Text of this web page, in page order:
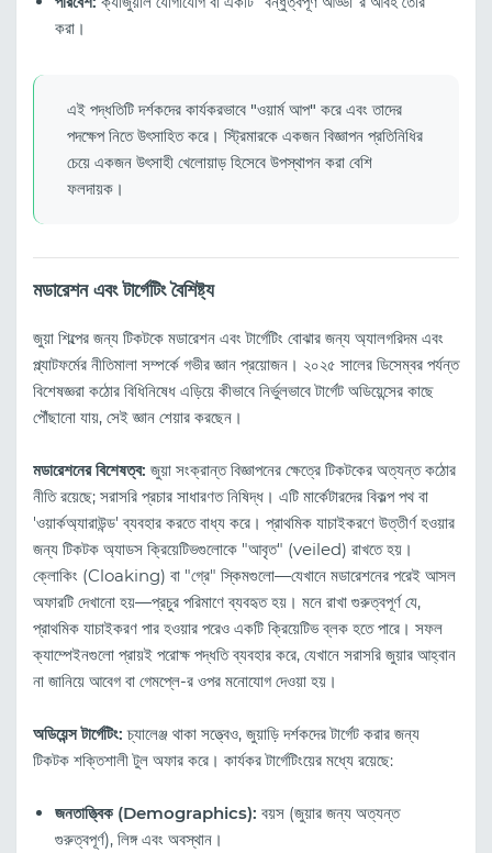
করা।
এই পদ্ধতিটি দর্শকদের কার্যকরভাবে "ওয়ার্ম আপ" করে এবং তাদের
পদক্ষেপ নিতে উৎসাহিত করে। স্ট্রিমারকে একজন বিজ্ঞাপন প্রতিনিধির
চেয়ে একজন উৎসাহী খেলোয়াড় হিসেবে উপস্থাপন করা বেশি
ফলদায়ক।
মডারেশন এবং টার্গেটিং বৈশিষ্ট্য
জুয়া শিল্পের জন্য টিকটকে মডারেশন এবং টার্গেটিং বোঝার জন্য অ্যালগরিদম এবং
প্ল্যাটফর্মের নীতিমালা সম্পর্কে গভীর জ্ঞান প্রয়োজন। ২০২৫ সালের ডিসেম্বর পর্যন্ত
বিশেষজ্ঞরা কঠোর বিধিনিষেধ এড়িয়ে কীভাবে নির্ভুলভাবে টার্গেট অডিয়েন্সের কাছে
পৌঁছানো যায়, সেই জ্ঞান শেয়ার করছেন।
মডারেশনের বিশেষত্ব: জুয়া সংক্রান্ত বিজ্ঞাপনের ক্ষেত্রে টিকটকের অত্যন্ত কঠোর
নীতি রয়েছে; সরাসরি প্রচার সাধারণত নিষিদ্ধ। এটি মার্কেটারদের বিকল্প পথ বা
'ওয়ার্কঅ্যারাউন্ড' ব্যবহার করতে বাধ্য করে। প্রাথমিক যাচাইকরণে উত্তীর্ণ হওয়ার
জন্য টিকটক অ্যাডস ক্রিয়েটিভগুলোকে "আবৃত" (veiled) রাখতে হয়।
ক্লোকিং (Cloaking) বা "গ্রে" স্কিমগুলো—যেখানে মডারেশনের পরেই আসল
অফারটি দেখানো হয়—প্রচুর পরিমাণে ব্যবহৃত হয়। মনে রাখা গুরুত্বপূর্ণ যে,
প্রাথমিক যাচাইকরণ পার হওয়ার পরেও একটি ক্রিয়েটিভ ব্লক হতে পারে। সফল
ক্যাম্পেইনগুলো প্রায়ই পরোক্ষ পদ্ধতি ব্যবহার করে, যেখানে সরাসরি জুয়ার আহ্বান
না জানিয়ে আবেগ বা গেমপ্লে-র ওপর মনোযোগ দেওয়া হয়।
অডিয়েন্স টার্গেটিং: চ্যালেঞ্জ থাকা সত্ত্বেও, জুয়াড়ি দর্শকদের টার্গেট করার জন্য
টিকটক শক্তিশালী টুল অফার করে। কার্যকর টার্গেটিংয়ের মধ্যে রয়েছে:
জনতাত্ত্বিক (Demographics): বয়স (জুয়ার জন্য অত্যন্ত
গুরুত্বপূর্ণ), লিঙ্গ এবং অবস্থান।